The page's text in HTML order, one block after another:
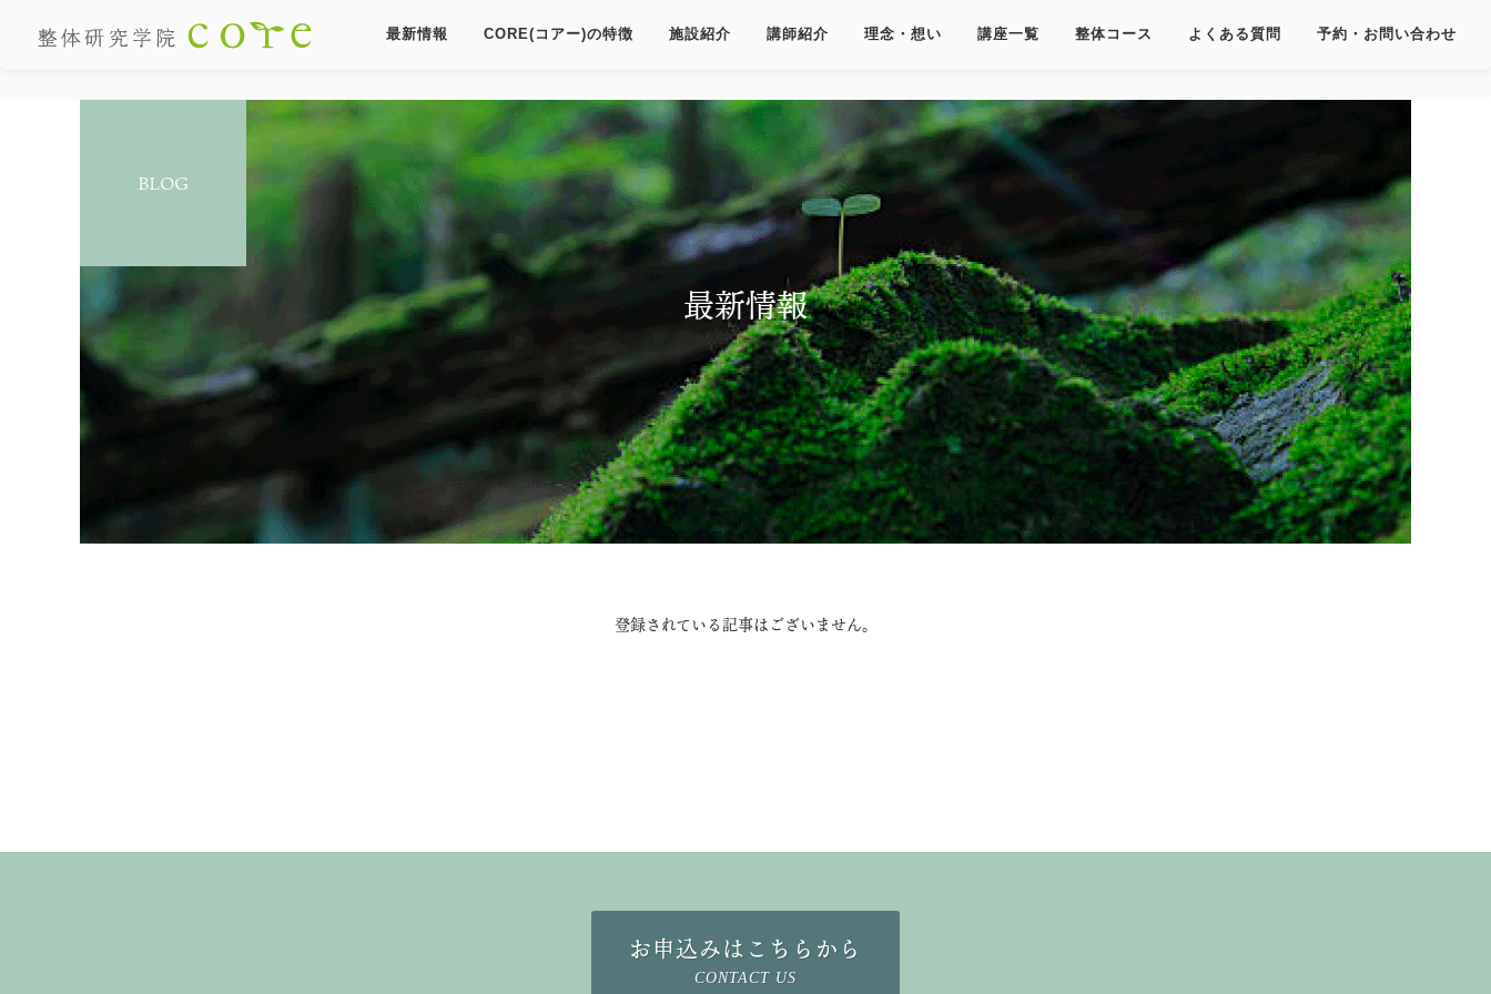
最新情報 CORE(コアー)の特徴 施設紹介 講師紹介 理念・想い 講座一覧 整体コース よくある質問 予約・お問い合わせ
最新情報
BLOG
登録されている記事はございません。
お申込みはこちらから
CONTACT US